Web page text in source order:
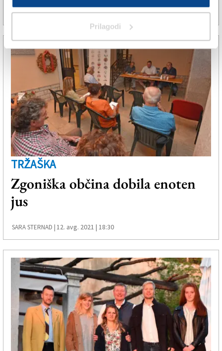
Prilagodi
SARA STERNAD |25. avg. 2021 | 6:30
TRŽAŠKA
Zgoniška občina dobila enoten
jus
SARA STERNAD | 12. avg. 2021 | 18:30